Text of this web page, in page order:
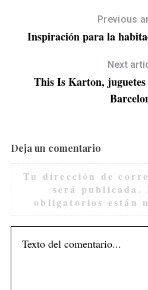
Previous
Inspiración para la
Next
This Is Karton,
Deja un comentario
Tu dirección de
será publicada.
obligatorios están
a